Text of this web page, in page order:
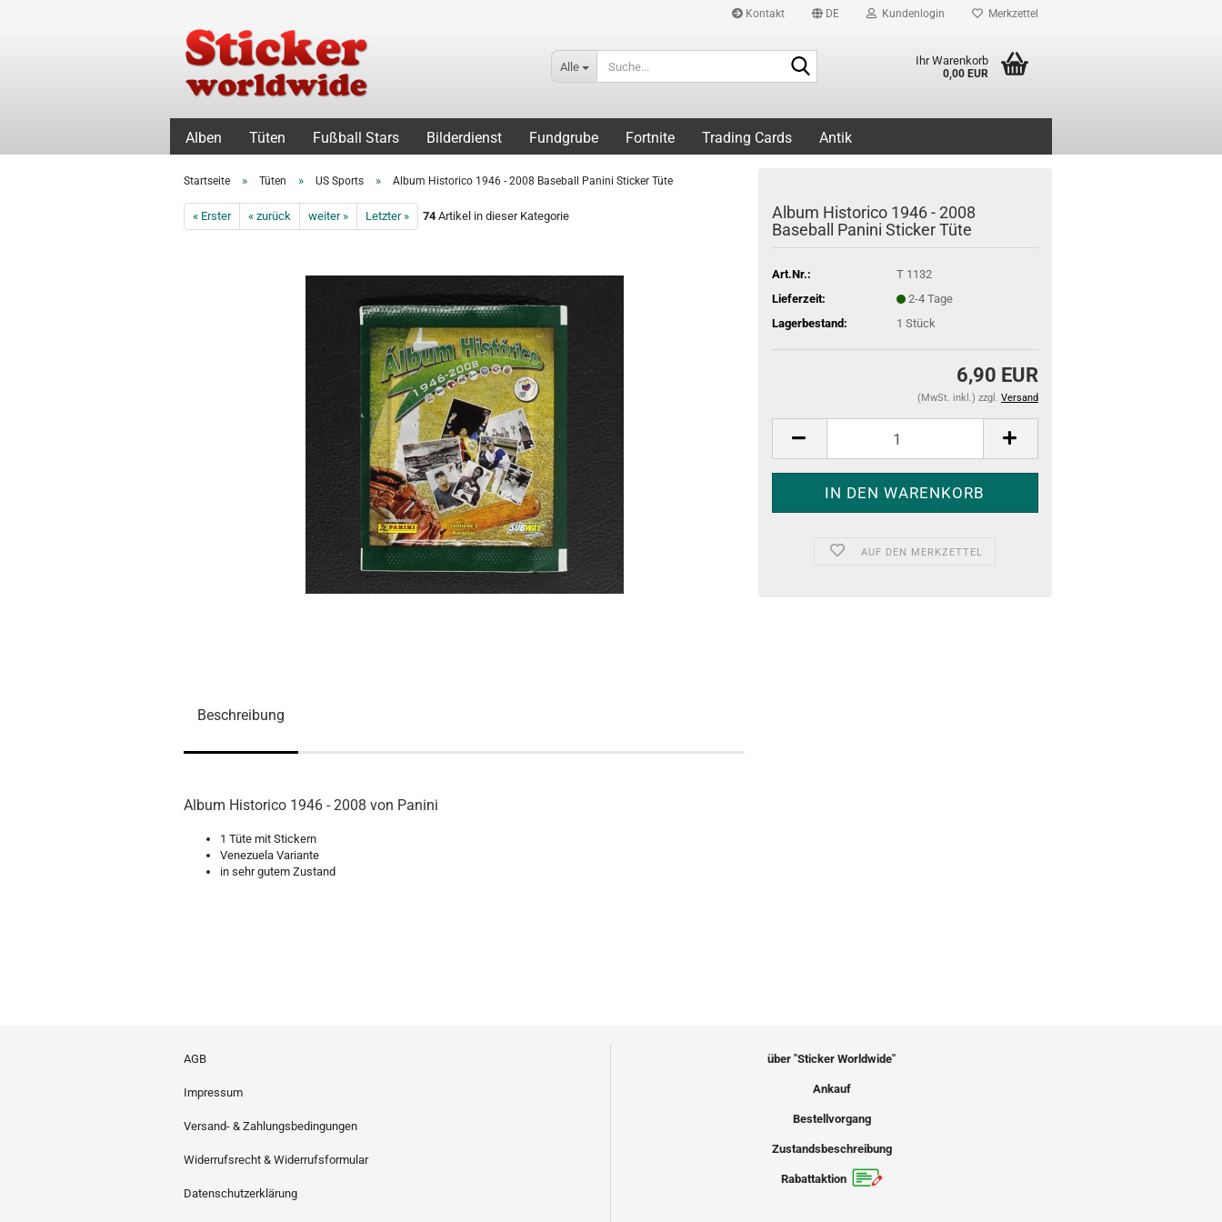
Kontakt DE Kundenlogin Merkzettel
Alle Ihr Warenkorb
0,00 EUR
Alben Tüten Fußball Stars Bilderdienst Fundgrube Fortnite Trading Cards Antik
Startseite » Tüten » US Sports » Album Historico 1946 - 2008 Baseball Panini Sticker Tüte
« Erster « zurück weiter » Letzter » 74Artikel in dieser Kategorie
Album Historico 1946 - 2008
Baseball Panini Sticker Tüte
Art.Nr.:
T 1132
Lieferzeit:
2-4 Tage
Lagerbestand:
1 Stück
6,90 EUR
(MwSt. inkl.) zzgl. Versand
AUF DEN MERKZETTEL
Beschreibung
Album Historico 1946 - 2008 von Panini
1 Tüte mit Stickern
Venezuela Variante
in sehr gutem Zustand
AGB
Impressum
Versand- & Zahlungsbedingungen
Widerrufsrecht & Widerrufsformular
Datenschutzerklärung
über "Sticker Worldwide"
Ankauf
Bestellvorgang
Zustandsbeschreibung
Rabattaktion